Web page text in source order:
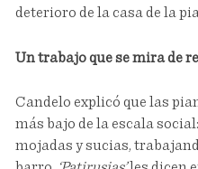
deterioro de la casa de la
Un trabajo que se mira de
Candelo explicó que las
más bajo de la escala
mojadas y sucias,